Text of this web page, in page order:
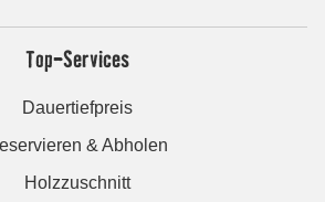
Top-Services
Dauertiefpreis
& Abholen
Holzzuschnitt